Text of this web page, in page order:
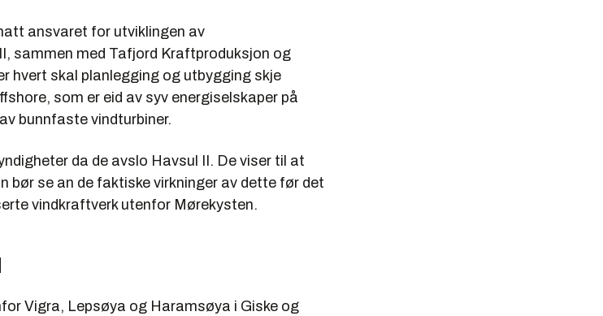
ansvaret for utviklingen av
sammen med Tafjord Kraftproduksjon og
hvert skal planlegging og utbygging skje
som er eid av syv energiselskaper på
bunnfaste vindturbiner.
da de avslo Havsul II. De viser til at
bør se an de faktiske virkninger av dette før det
vindkraftverk utenfor Mørekysten.
Vigra, Lepsøya og Haramsøya i Giske og